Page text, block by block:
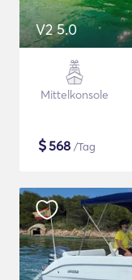
V2 5.0
Mittelkonsole
$568 /Tag